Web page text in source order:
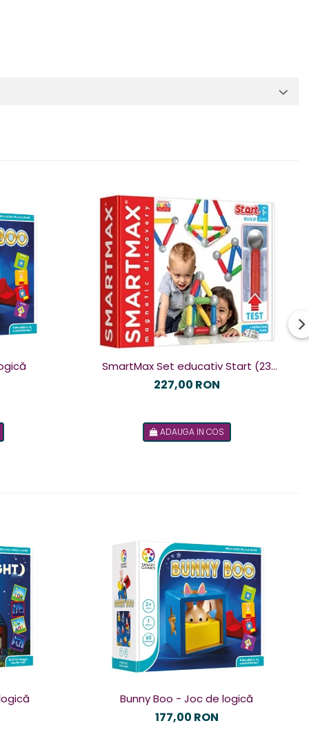
SmartMax Set educativ Start (23
piese) cu fereastra de test
227,00 RON
ADAUGA IN COS
Bunny Boo - Joc de logică
177,00 RON